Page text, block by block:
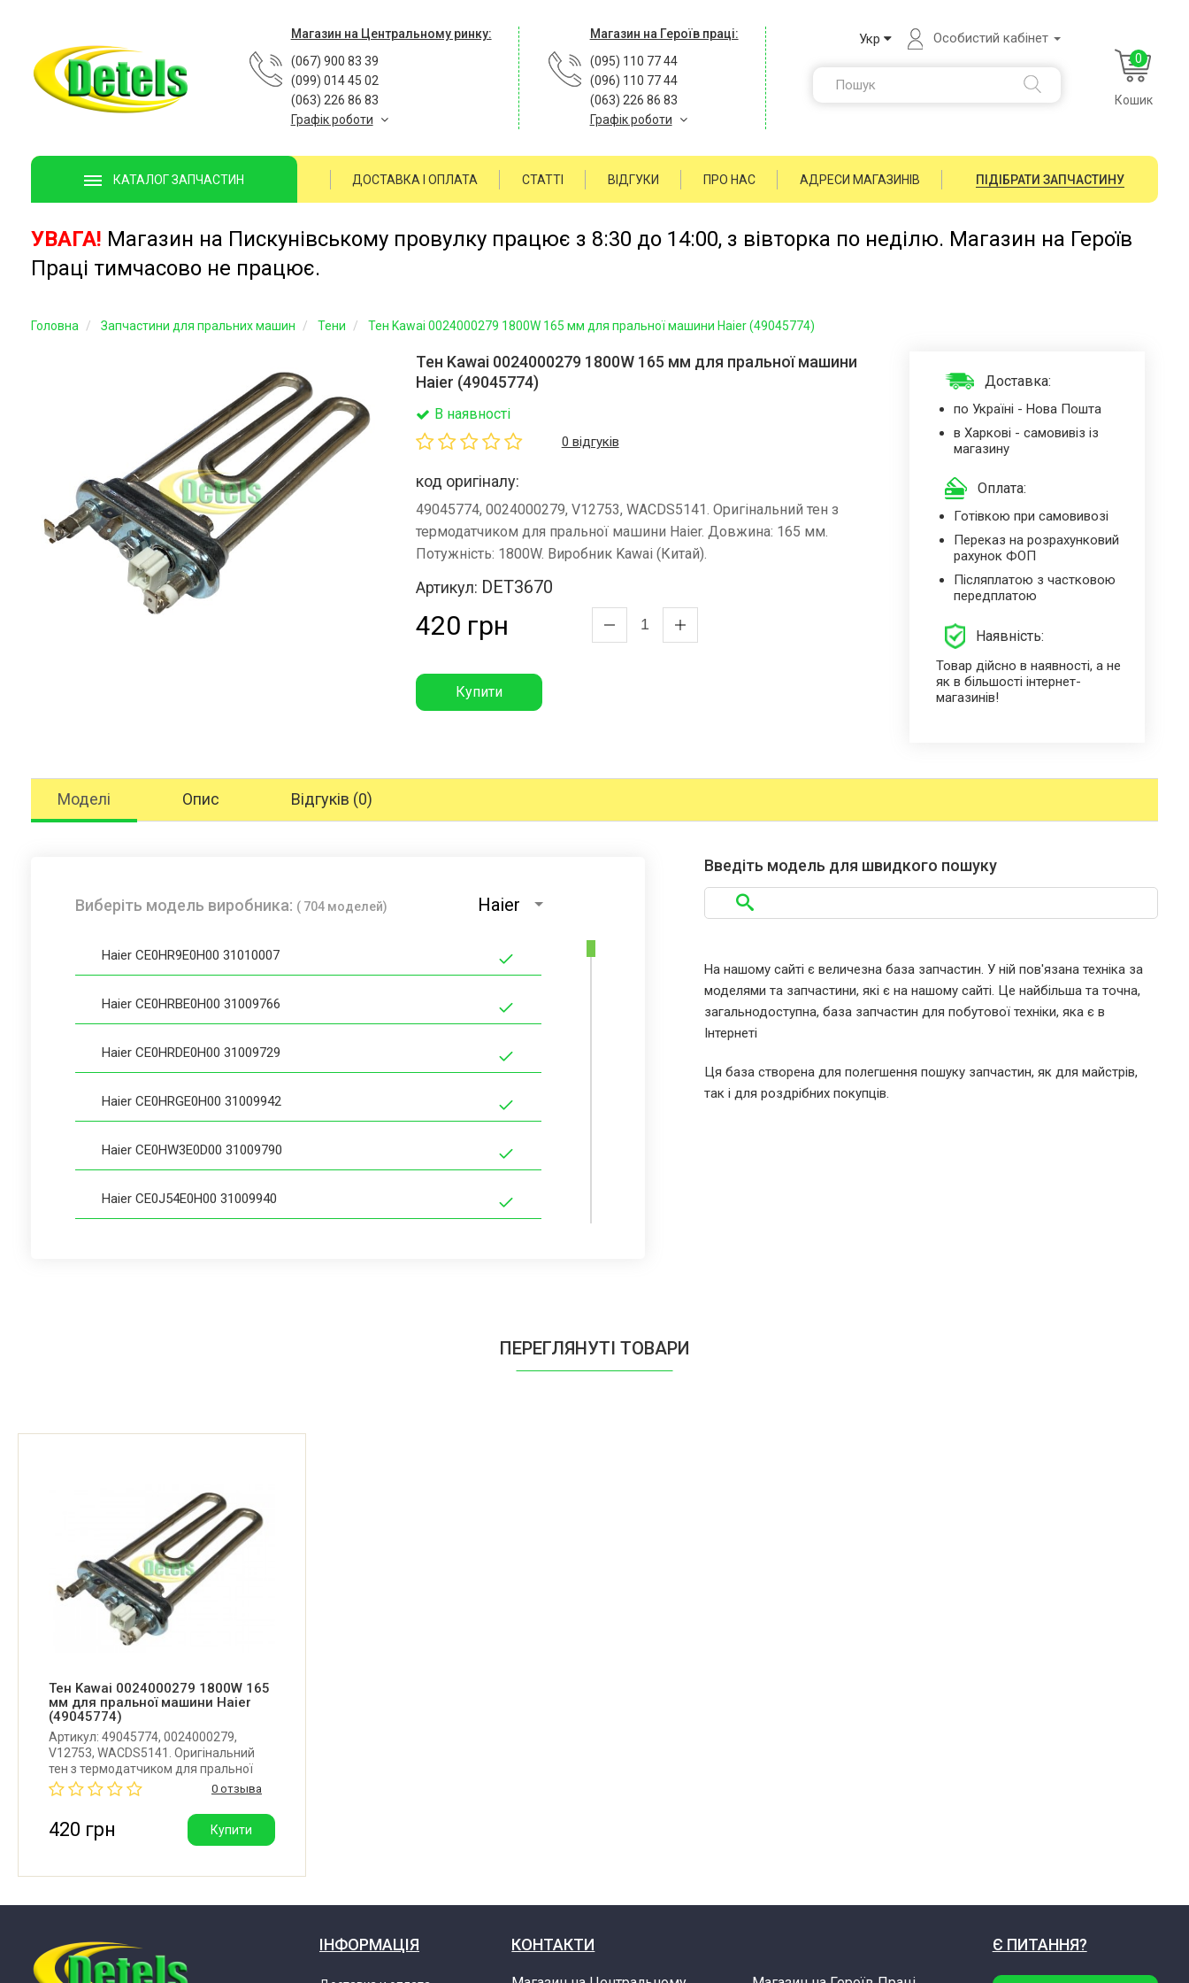
Магазин на Центральному ринку:
(067) 900 83 39
(099) 014 45 02
(063) 226 86 83
Графік роботи
Магазин на Героїв праці:
(095) 110 77 44
(096) 110 77 44
(063) 226 86 83
Графік роботи
Укр Особистий кабінет
0
Кошик
КАТАЛОГ ЗАПЧАСТИН ДОСТАВКА І ОПЛАТА СТАТТІ ВІДГУКИ ПРО НАС АДРЕСИ МАГАЗИНІВ ПІДІБРАТИ ЗАПЧАСТИНУ
УВАГА! Магазин на Пискунівському провулку працює з 8:30 до 14:00, з вівторка по неділю. Магазин на Героїв
Праці тимчасово не працює.
Головна Запчастини для пральних машин Тени Тен Kawai 0024000279 1800W 165 мм для пральної машини Haier (49045774)
Тен Kawai 0024000279 1800W 165 мм для пральної машини
Haier (49045774)
В наявності
0 відгуків
код оригіналу:
49045774, 0024000279, V12753, WACDS5141. Оригінальний тен з
термодатчиком для пральної машини Haier. Довжина: 165 мм.
Потужність: 1800W. Виробник Kawai (Китай).
Артикул: DET3670
420 грн
Купити
Доставка:
по Україні - Нова Пошта
в Харкові - самовивіз із
магазину
Оплата:
Готівкою при самовивозі
Переказ на розрахунковий
рахунок ФОП
Післяплатою з частковою
передплатою
Наявність:
Товар дійсно в наявності, а не
як в більшості інтернет-
магазинів!
Моделі Опис Відгуків (0)
Виберіть модель виробника: ( 704 моделей) Haier
Haier CE0HR9E0H00 31010007
Haier CE0HRBE0H00 31009766
Haier CE0HRDE0H00 31009729
Haier CE0HRGE0H00 31009942
Haier CE0HW3E0D00 31009790
Haier CE0J54E0H00 31009940
Haier CE0J7CE0H00 31009828
Haier CE0J7GE0H00 31009855
Haier CE0J7ME0H00 31009895
Haier CE0J7UE0H00 31009726
Haier CE0J90E0A00 31009740
Haier CE0J91E1P00 31009876
Haier CE0J92E0000 31009960
Haier CE0J92E0A00 31009921
Haier CE0J92E0L00 31009998
Haier CE0J93E0A00 31010002
Введіть модель для швидкого пошуку
На нашому сайті є величезна база запчастин. У ній пов'язана техніка за
моделями та запчастини, які є на нашому сайті. Це найбільша та точна,
загальнодоступна, база запчастин для побутової техніки, яка є в
Інтернеті
Ця база створена для полегшення пошуку запчастин, як для майстрів,
так і для роздрібних покупців.
ПЕРЕГЛЯНУТІ ТОВАРИ
Тен Kawai 0024000279 1800W 165
мм для пральної машини Haier
(49045774)
Артикул: 49045774, 0024000279,
V12753, WACDS5141. Оригінальний
тен з термодатчиком для пральної
машини Haier. Довжина: 165 мм.
Потужність: 1800W. Виробник Kawai
0 отзыва
420 грн Купити
ІНФОРМАЦІЯ КОНТАКТИ Є ПИТАННЯ?